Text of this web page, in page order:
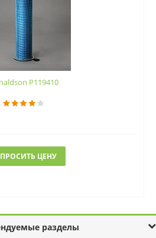
P119410
ЦЕНУ
разделы